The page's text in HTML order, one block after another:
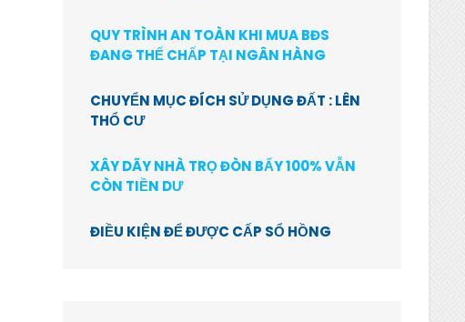
QUY TRÌNH AN TOÀN KHI MUA BĐS
ĐANG THẾ CHẤP TẠI NGÂN HÀNG
CHUYỂN MỤC ĐÍCH SỬ DỤNG ĐẤT : LÊN
THỔ CƯ
XÂY DÃY NHÀ TRỌ ĐÒN BẨY 100% VẪN
CÒN TIỀN DƯ
ĐIỀU KIỆN ĐỂ ĐƯỢC CẤP SỔ HỒNG